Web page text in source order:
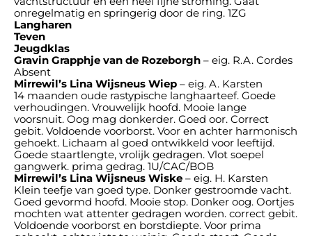
onregelmatig en springerig door de ring. 1ZG
Langharen
Teven
Jeugdklas
Gravin Grapphje van de Rozeborgh – eig. R.A. Cordes
Absent
Mirrewil’s Lina Wijsneus Wiep – eig. A. Karsten
14 maanden oude rastypische langhaarteef. Goede
verhoudingen. Vrouwelijk hoofd. Mooie lange
voorsnuit. Oog mag donkerder. Goed oor. Correct
gebit. Voldoende voorborst. Voor en achter harmonisch
gehoekt. Lichaam al goed ontwikkeld voor leeftijd.
Goede staartlengte, vrolijk gedragen. Vlot soepel
gangwerk. prima gedrag. 1U/CAC/BOB
Mirrewil’s Lina Wijsneus Wiske – eig. H. Karsten
Klein teefje van goed type. Donker gestroomde vacht.
Goed gevormd hoofd. Mooie stop. Donker oog. Oortjes
mochten wat attenter gedragen worden. correct gebit.
Voldoende voorborst en borstdiepte. Voor prima